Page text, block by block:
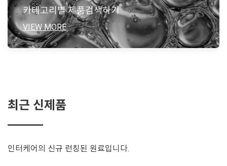
카테고리별 제품검색하기
VIEW MORE
최근 신제품
인터케어의 신규 런칭된 원료입니다.